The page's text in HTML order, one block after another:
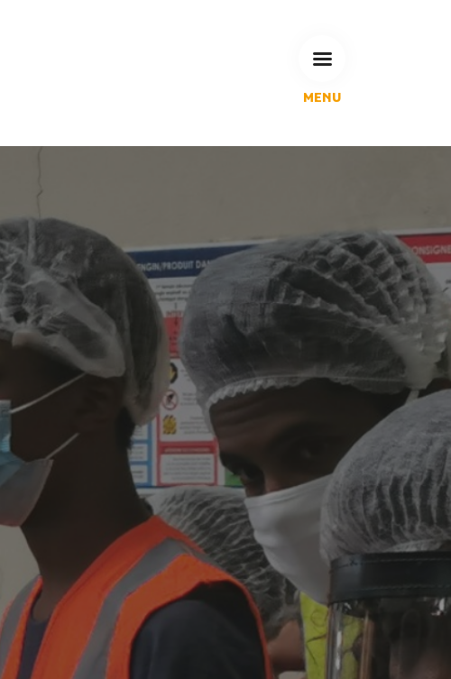
MENU
RECHERCHE
CALENDRIERS DE COLLECTE
Publicité des actes
Marchés publics
Projets financés par l'Europe